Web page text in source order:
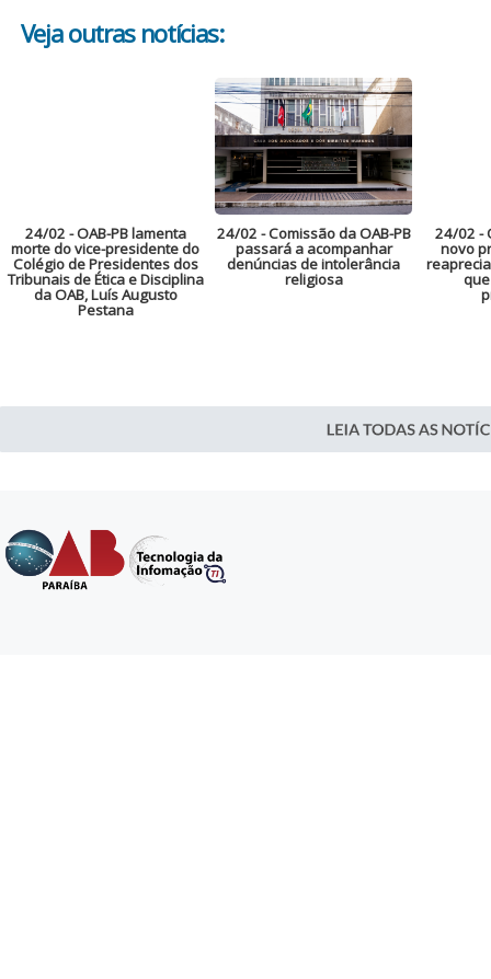
Veja outras notícias:
24/02 - OAB-PB lamenta
morte do vice-presidente do
Colégio de Presidentes dos
Tribunais de Ética e Disciplina
da OAB, Luís Augusto
Pestana
24/02 - Comissão da OAB-PB
passará a acompanhar
denúncias de intolerância
religiosa
24/02 -
novo